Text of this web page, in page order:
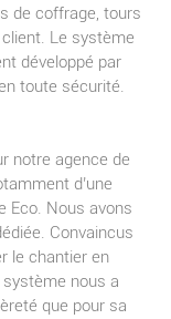
de coffrage, tours
Le système
développé par
toute sécurité.
notre agence de
d’une
Eco. Nous avons
Convaincus
le chantier en
système nous a
que pour sa